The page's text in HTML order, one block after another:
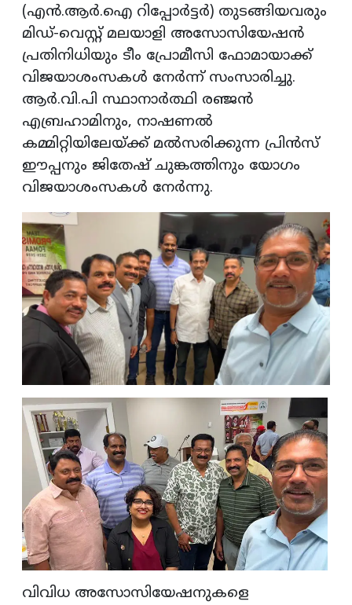
(എന്‍.ആര്‍.ഐ റിപ്പോര്‍ട്ടര്‍) തുടങ്ങിയവരും
മിഡ്-വെസ്റ്റ് മലയാളി അസോസിയേഷന്‍
പ്രതിനിധിയും ടീം പ്രോമീസി ഫോമായാക്ക്
വിജയാശംസകള്‍ നേര്‍ന്ന് സംസാരിച്ചു.
ആര്‍.വി.പി സ്ഥാനാര്‍ത്ഥി രഞ്ജന്‍
എബ്രഹാമിനും, നാഷണല്‍
കമ്മിറ്റിയിലേയ്ക്ക് മല്‍സരിക്കുന്ന പ്രിന്‍സ്
ഈപ്പനും ജിതേഷ് ചുങ്കത്തിനും യോഗം
വിജയാശംസകള്‍ നേര്‍ന്നു.
വിവിധ അസോസിയേഷനുകളെ